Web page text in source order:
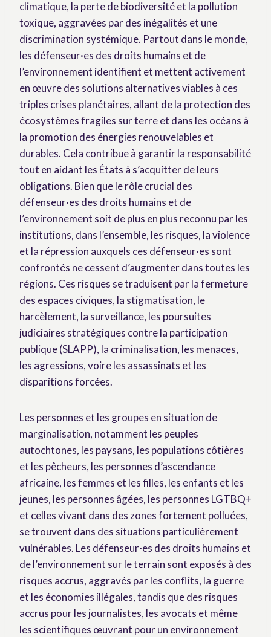
climatique, la perte de biodiversité et la pollution
toxique, aggravées par des inégalités et une
discrimination systémique. Partout dans le monde,
les défenseur·es des droits humains et de
l’environnement identifient et mettent activement
en œuvre des solutions alternatives viables à ces
triples crises planétaires, allant de la protection des
écosystèmes fragiles sur terre et dans les océans à
la promotion des énergies renouvelables et
durables. Cela contribue à garantir la responsabilité
tout en aidant les États à s’acquitter de leurs
obligations. Bien que le rôle crucial des
défenseur·es des droits humains et de
l’environnement soit de plus en plus reconnu par les
institutions, dans l’ensemble, les risques, la violence
et la répression auxquels ces défenseur·es sont
confrontés ne cessent d’augmenter dans toutes les
régions. Ces risques se traduisent par la fermeture
des espaces civiques, la stigmatisation, le
harcèlement, la surveillance, les poursuites
judiciaires stratégiques contre la participation
publique (SLAPP), la criminalisation, les menaces,
les agressions, voire les assassinats et les
disparitions forcées.
Les personnes et les groupes en situation de
marginalisation, notamment les peuples
autochtones, les paysans, les populations côtières
et les pêcheurs, les personnes d’ascendance
africaine, les femmes et les filles, les enfants et les
jeunes, les personnes âgées, les personnes LGTBQ+
et celles vivant dans des zones fortement polluées,
se trouvent dans des situations particulièrement
vulnérables. Les défenseur·es des droits humains et
de l’environnement sur le terrain sont exposés à des
risques accrus, aggravés par les conflits, la guerre
et les économies illégales, tandis que des risques
accrus pour les journalistes, les avocats et même
les scientifiques œuvrant pour un environnement